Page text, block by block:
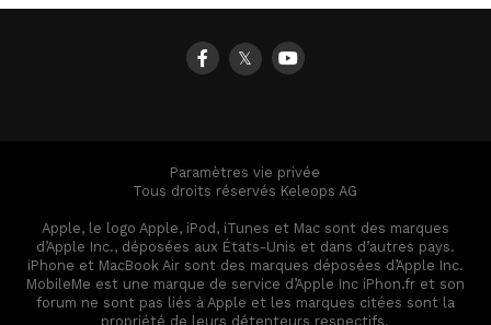
𝕏
Paramètres vie privée
Tous droits réservés Keleops AG
Apple, le logo Apple, iPod, iTunes et Mac sont des marques
d’Apple Inc., déposées aux États-Unis et dans d’autres pays.
iPhone et MacBook Air sont des marques déposées d’Apple Inc.
MobileMe est une marque de service d’Apple Inc iPhon.fr et son
forum ne sont pas liés à Apple et les marques citées sont la
propriété de leurs détenteurs respectifs.